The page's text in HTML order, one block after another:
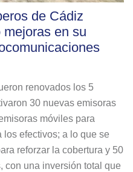
de Cádiz
en su
renovados los 5
30 nuevas emisoras
móviles para
efectivos; a lo que se
reforzar la cobertura y 50
con una inversión total que